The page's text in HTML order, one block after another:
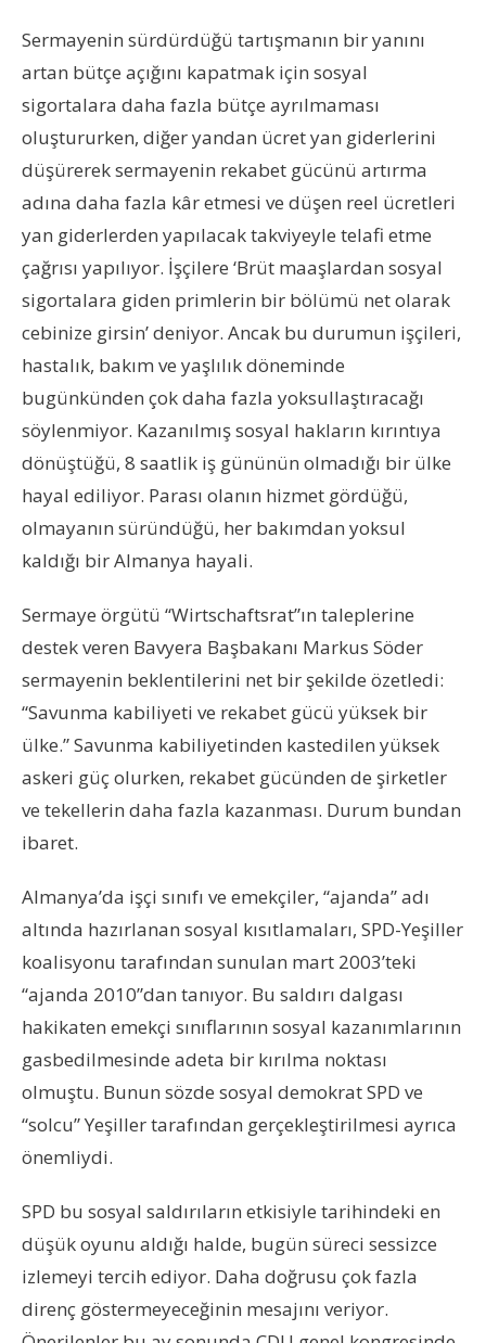
Sermayenin sürdürdüğü tartışmanın bir yanını
artan bütçe açığını kapatmak için sosyal
sigortalara daha fazla bütçe ayrılmaması
oluştururken, diğer yandan ücret yan giderlerini
düşürerek sermayenin rekabet gücünü artırma
adına daha fazla kâr etmesi ve düşen reel ücretleri
yan giderlerden yapılacak takviyeyle telafi etme
çağrısı yapılıyor. İşçilere ‘Brüt maaşlardan sosyal
sigortalara giden primlerin bir bölümü net olarak
cebinize girsin’ deniyor. Ancak bu durumun işçileri,
hastalık, bakım ve yaşlılık döneminde
bugünkünden çok daha fazla yoksullaştıracağı
söylenmiyor. Kazanılmış sosyal hakların kırıntıya
dönüştüğü, 8 saatlik iş gününün olmadığı bir ülke
hayal ediliyor. Parası olanın hizmet gördüğü,
olmayanın süründüğü, her bakımdan yoksul
kaldığı bir Almanya hayali.
Sermaye örgütü “Wirtschaftsrat”ın taleplerine
destek veren Bavyera Başbakanı Markus Söder
sermayenin beklentilerini net bir şekilde özetledi:
“Savunma kabiliyeti ve rekabet gücü yüksek bir
ülke.” Savunma kabiliyetinden kastedilen yüksek
askeri güç olurken, rekabet gücünden de şirketler
ve tekellerin daha fazla kazanması. Durum bundan
ibaret.
Almanya’da işçi sınıfı ve emekçiler, “ajanda” adı
altında hazırlanan sosyal kısıtlamaları, SPD-Yeşiller
koalisyonu tarafından sunulan mart 2003’teki
“ajanda 2010”dan tanıyor. Bu saldırı dalgası
hakikaten emekçi sınıflarının sosyal kazanımlarının
gasbedilmesinde adeta bir kırılma noktası
olmuştu. Bunun sözde sosyal demokrat SPD ve
“solcu” Yeşiller tarafından gerçekleştirilmesi ayrıca
önemliydi.
SPD bu sosyal saldırıların etkisiyle tarihindeki en
düşük oyunu aldığı halde, bugün süreci sessizce
izlemeyi tercih ediyor. Daha doğrusu çok fazla
direnç göstermeyeceğinin mesajını veriyor.